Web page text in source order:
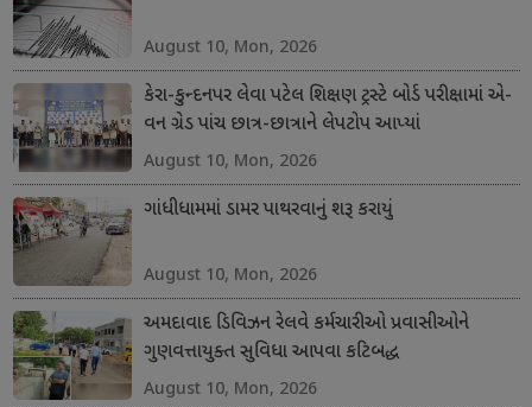
August 10, Mon, 2026
કેરા-કુન્દનપર લેવા પટેલ શિક્ષણ ટ્રસ્ટે બોર્ડ પરીક્ષામાં એ-
વન ગ્રેડ પાંચ છાત્ર-છાત્રાને લેપટોપ આપ્યાં
August 10, Mon, 2026
ગાંધીધામમાં ડામર પાથરવાનું શરૂ કરાયું
August 10, Mon, 2026
અમદાવાદ ડિવિઝન રેલવે કર્મચારીઓ પ્રવાસીઓને
ગુણવત્તાયુક્ત સુવિધા આપવા કટિબદ્ધ
August 10, Mon, 2026